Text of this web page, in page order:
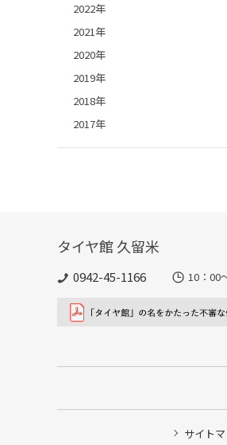
2022年
2021年
2020年
2019年
2018年
2017年
タイヤ館 久留米
0942-45-1166 10：00
サイト